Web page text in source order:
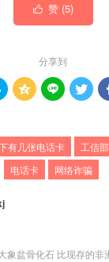
 赞 (5)
分享到
  
有几张电话卡
工信
电话卡
网络诈骗
象盆骨化石 比现存的非